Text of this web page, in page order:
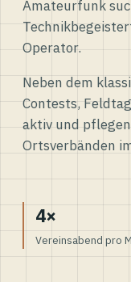
Amateurfunk
Operator.
Neben dem
Contests,
aktiv und
Ortsverbänden
4×
Vereinsabend pro